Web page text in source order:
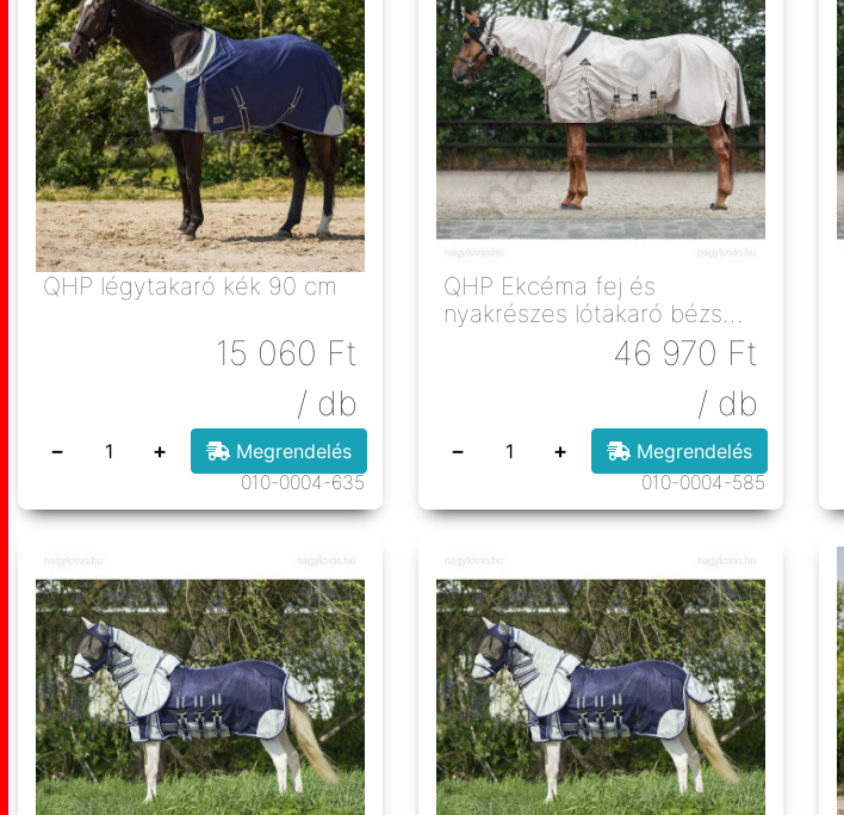
QHP légytakaró kék 90 cm
15 060 Ft
/ db
− +
Megrendelés
010-0004-635
QHP Ekcéma fej és
nyakrészes lótakaró bézs
46 970 Ft
/ db
− +
Megrendelés
010-0004-585